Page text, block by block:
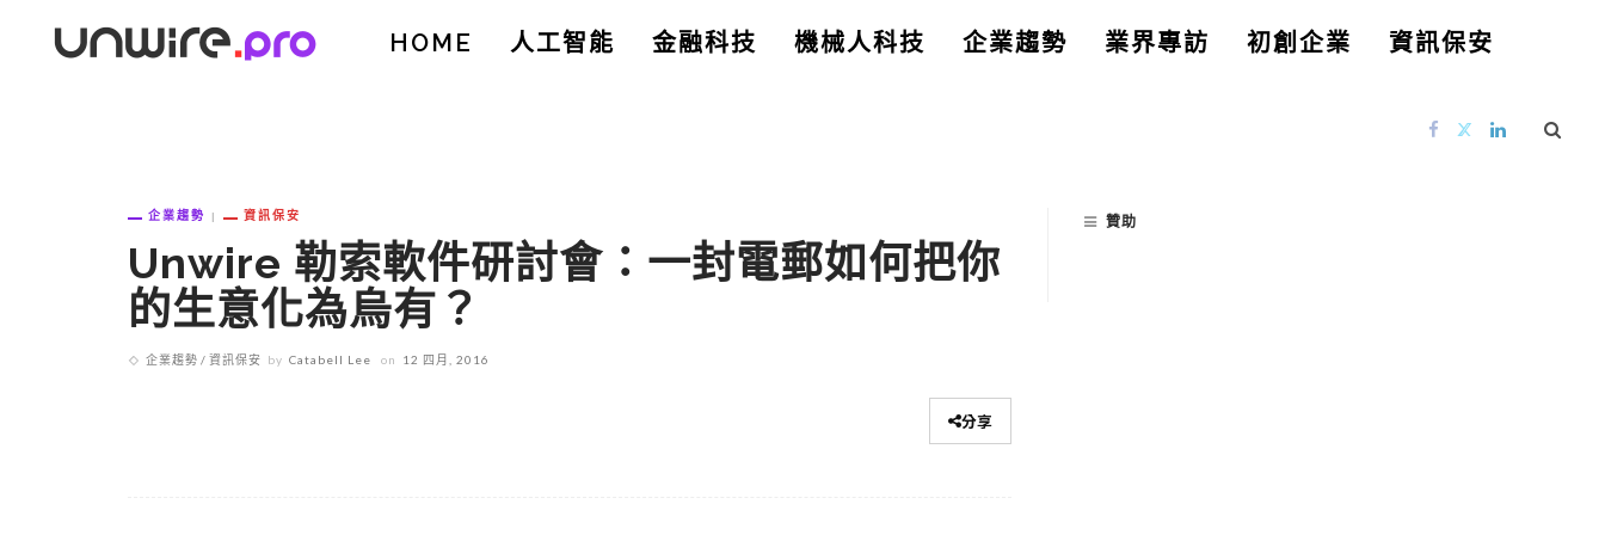
HOME 人工智能 金融科技 機械人科技 企業趨勢 業界專訪 初創企業 資訊保安
企業趨勢 資訊保安
Unwire 勒索軟件研討會：一封電郵如何把你
的生意化為烏有？
企業趨勢 資訊保安 by Catabell Lee on 12 四月, 2016
分享
贊助